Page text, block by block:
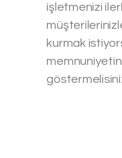
işletmenizi
kurmak